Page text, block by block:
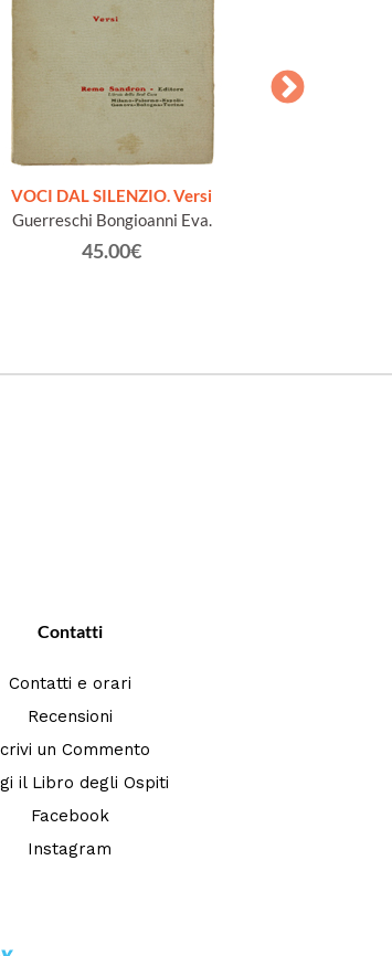
VOCI DAL SILENZIO. Versi
Guerreschi Bongioanni Eva.
45.00€
Contatti
Contatti e orari
Recensioni
un Commento
il Libro degli Ospiti
Facebook
Instagram